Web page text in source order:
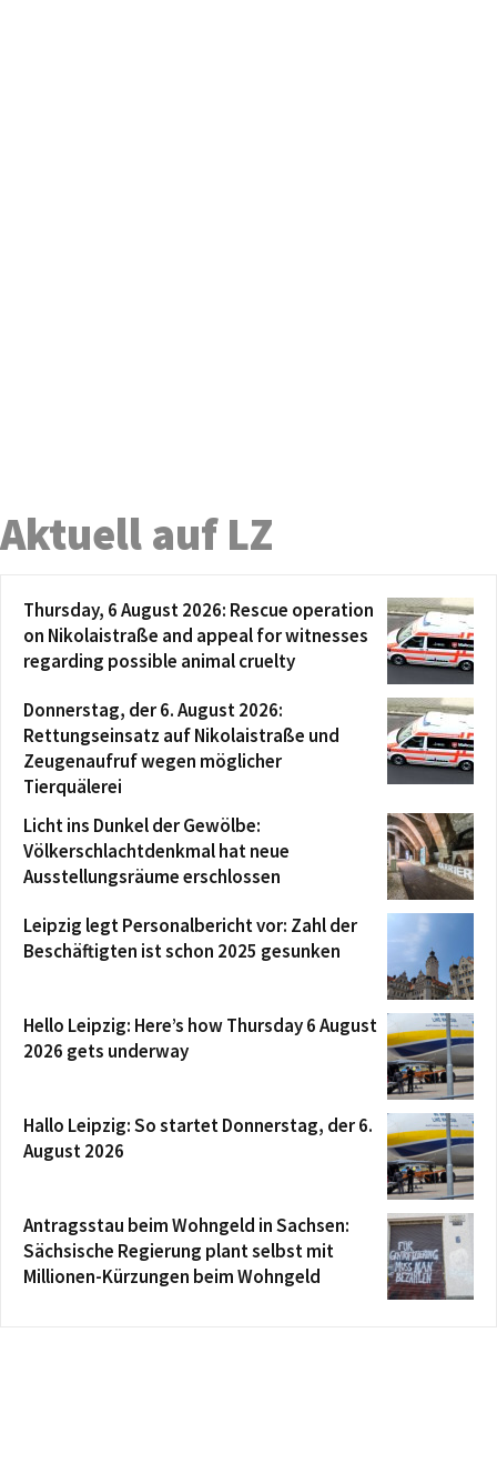
Aktuell auf LZ
Thursday, 6 August 2026: Rescue operation
on Nikolaistraße and appeal for witnesses
regarding possible animal cruelty
Donnerstag, der 6. August 2026:
Rettungseinsatz auf Nikolaistraße und
Zeugenaufruf wegen möglicher
Tierquälerei
Licht ins Dunkel der Gewölbe:
Völkerschlachtdenkmal hat neue
Ausstellungsräume erschlossen
Leipzig legt Personalbericht vor: Zahl der
Beschäftigten ist schon 2025 gesunken
Hello Leipzig: Here’s how Thursday 6 August
2026 gets underway
Hallo Leipzig: So startet Donnerstag, der 6.
August 2026
Antragsstau beim Wohngeld in Sachsen:
Sächsische Regierung plant selbst mit
Millionen-Kürzungen beim Wohngeld